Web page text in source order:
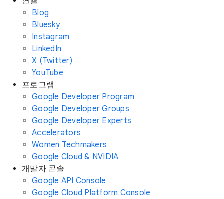
Blog
Bluesky
Instagram
LinkedIn
X (Twitter)
YouTube
프로그램
Google Developer Program
Google Developer Groups
Google Developer Experts
Accelerators
Women Techmakers
Google Cloud & NVIDIA
개발자 콘솔
Google API Console
Google Cloud Platform Console